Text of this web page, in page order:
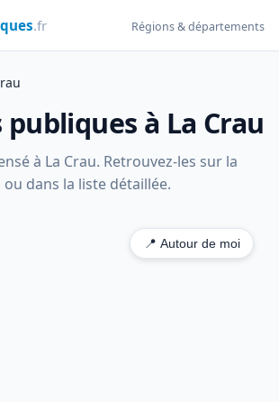
.fr Régions & départements
à La Crau
à La Crau. Retrouvez-les sur la
dans la liste détaillée.
📍 Autour de moi